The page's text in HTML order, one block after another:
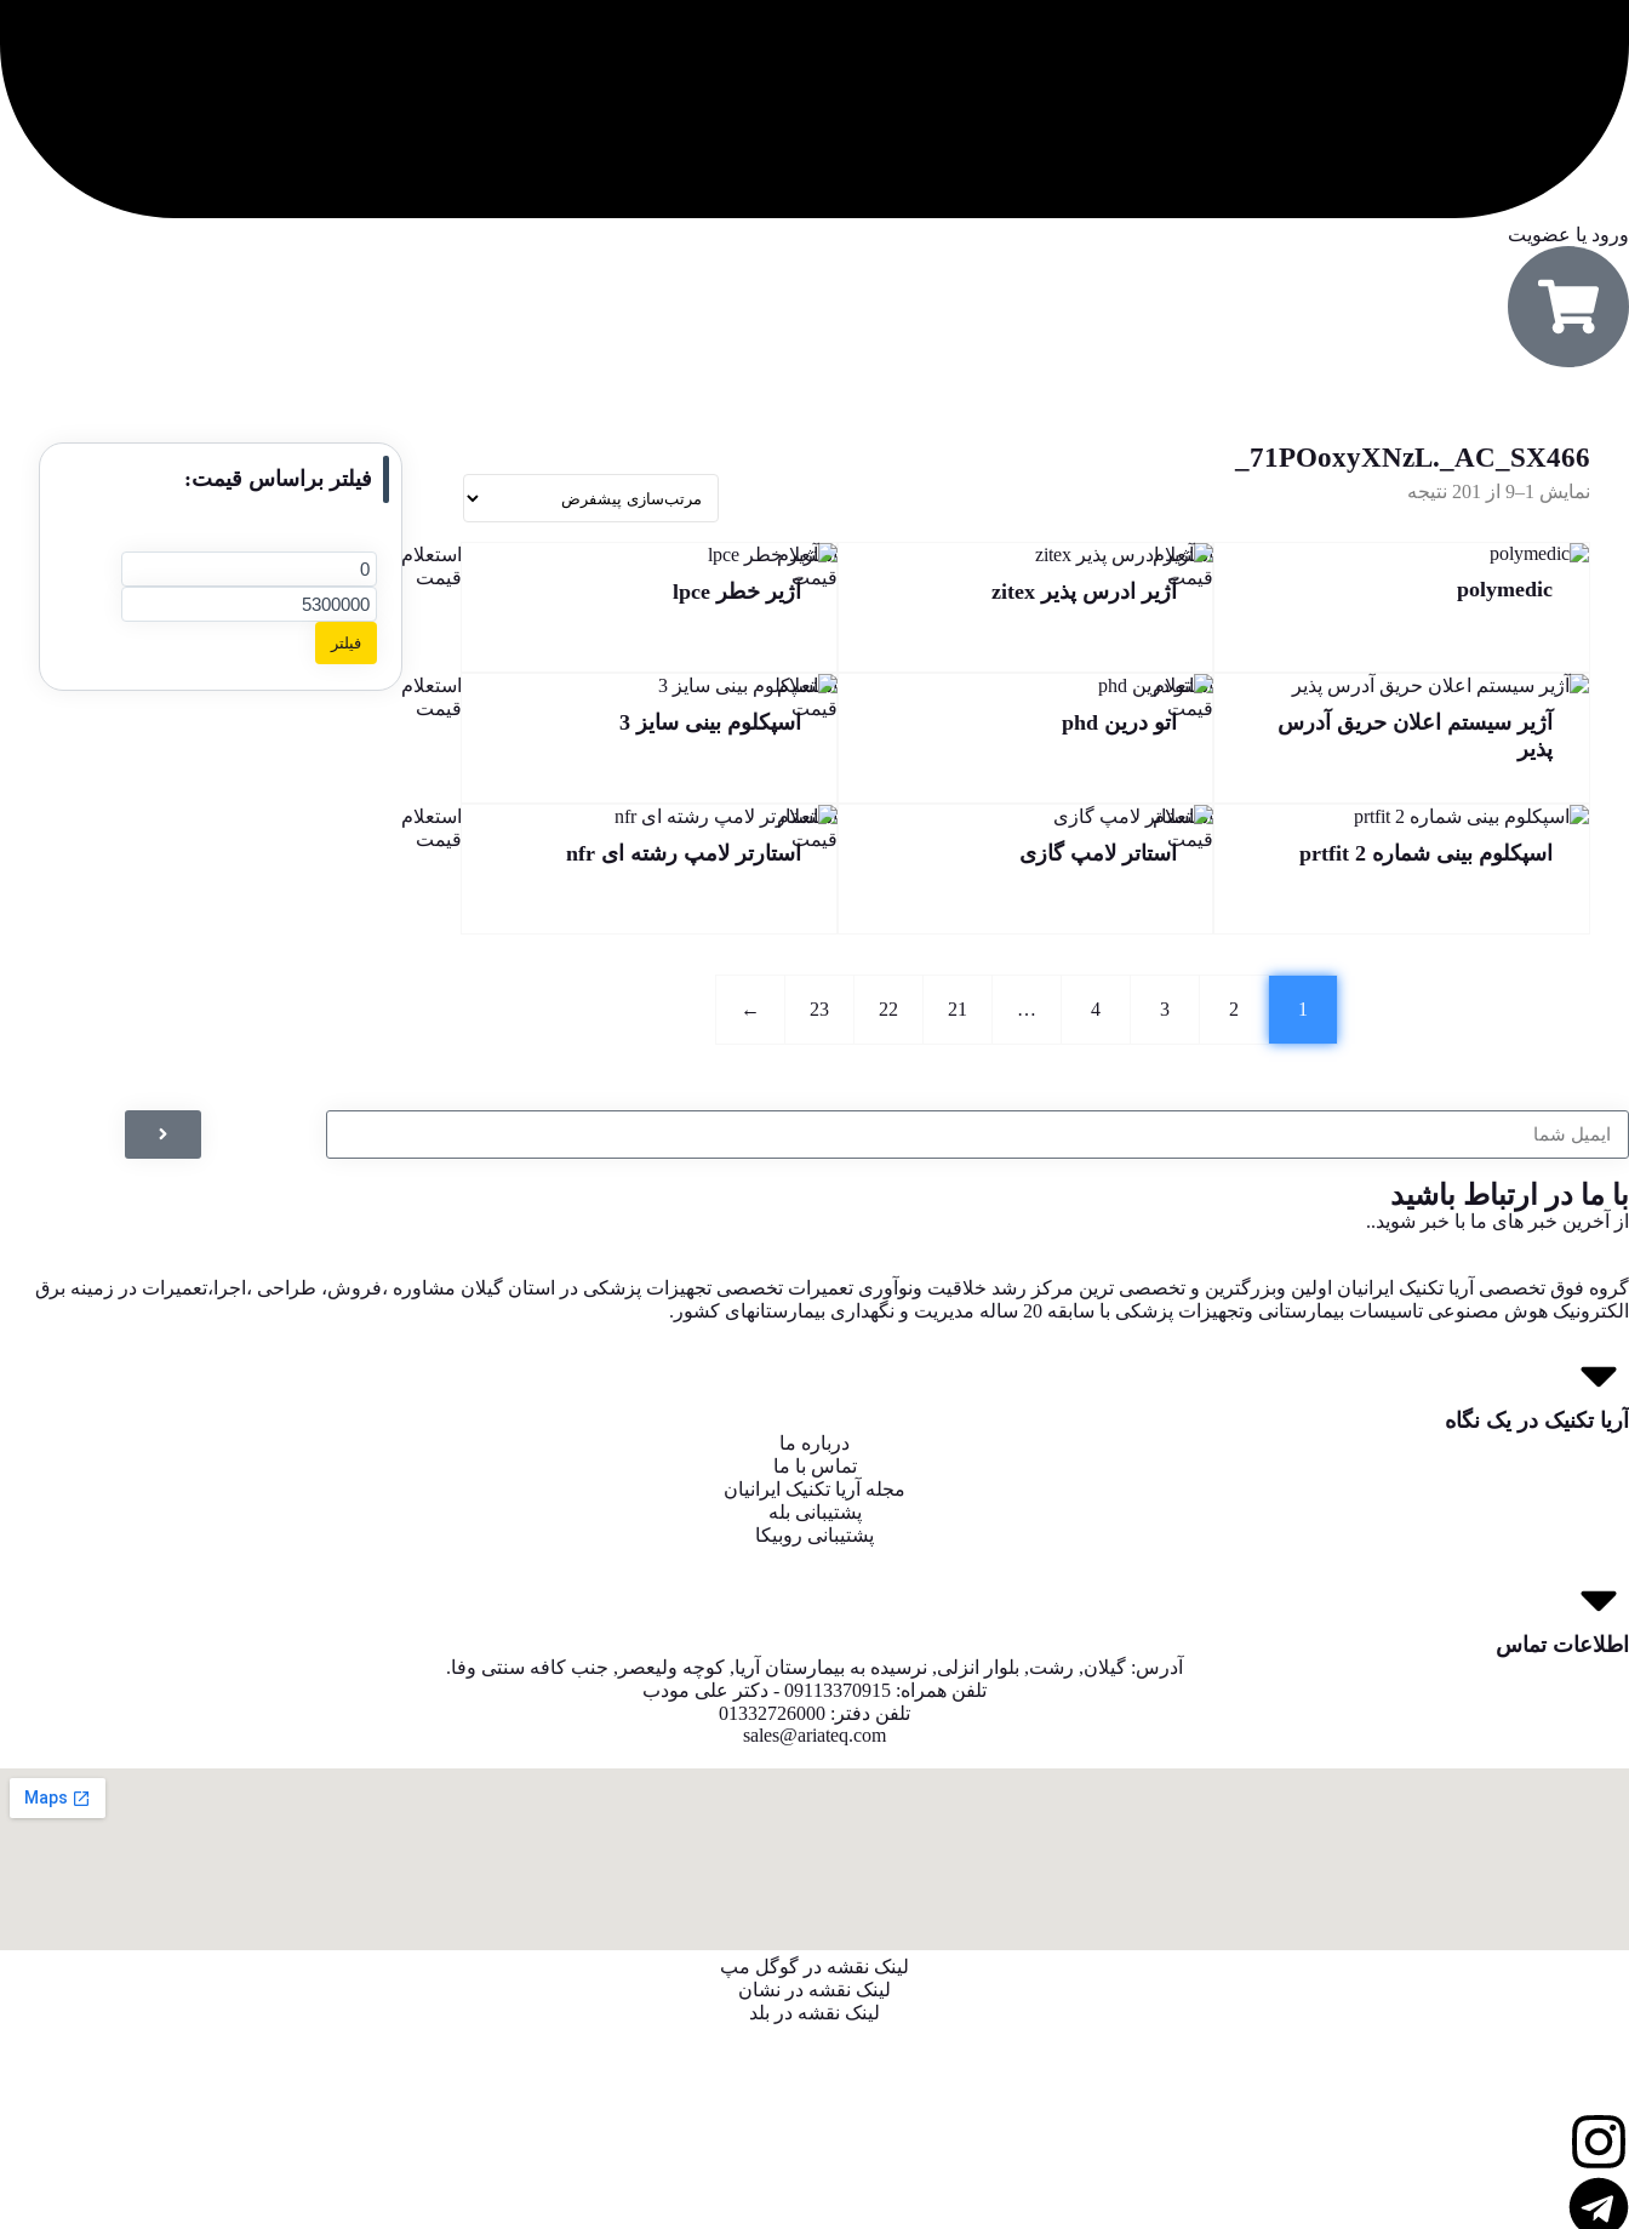
ورود یا عضویت
71POoxyXNzL._AC_SX466_
نمایش 1–9 از 201 نتیجه
polymedic
استعلام
قیمت
آژیر ادرس پذیر zitex
استعلام
قیمت
آژیر خطر lpce
استعلام
قیمت
آژیر سیستم اعلان حریق آدرس
پذیر
استعلام
قیمت
اتو درین phd
استعلام
قیمت
اسپکلوم بینی سایز 3
استعلام
قیمت
اسپکلوم بینی شماره 2 prtfit
استعلام
قیمت
استاتر لامپ گازی
استعلام
قیمت
استارتر لامپ رشته ای nfr
استعلام
قیمت
1
2
3
4
…
21
22
23
←
فیلتر براساس قیمت:
فیلتر
با ما در ارتباط باشید
از آخرین خبر های ما با خبر شوید..
گروه فوق تخصصی آریا تکنیک ایرانیان اولین وبزرگترین و تخصصی ترین مرکز رشد خلاقیت ونوآوری تعمیرات تخصصی تجهیزات پزشکی در استان گیلان مشاوره ،فروش، طراحی ،اجرا،تعمیرات در زمینه برق
الکترونیک هوش مصنوعی تاسیسات بیمارستانی وتجهیزات پزشکی با سابقه 20 ساله مدیریت و نگهداری بیمارستانهای کشور.
آریا تکنیک در یک نگاه
درباره ما
تماس با ما
مجله آریا تکنیک ایرانیان
پشتیبانی بله
پشتیبانی روبیکا
اطلاعات تماس
آدرس: گیلان, رشت, بلوار انزلی, نرسیده به بیمارستان آریا, کوچه ولیعصر, جنب کافه سنتی وفا.
تلفن همراه: 09113370915 - دکتر علی مودب
تلفن دفتر: 01332726000
sales@ariateq.com
لینک نقشه در گوگل مپ
لینک نقشه در نشان
لینک نقشه در بلد